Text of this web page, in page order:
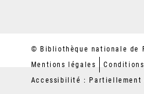
© Bibliothèque nationale de
Mentions légales
Accessibilité : Partiellement